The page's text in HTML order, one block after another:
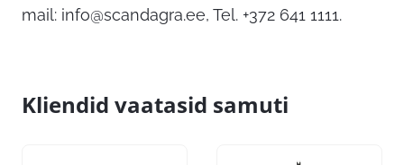
mail: info@scandagra.ee, Tel. +372 641 1111.
Kliendid vaatasid samuti